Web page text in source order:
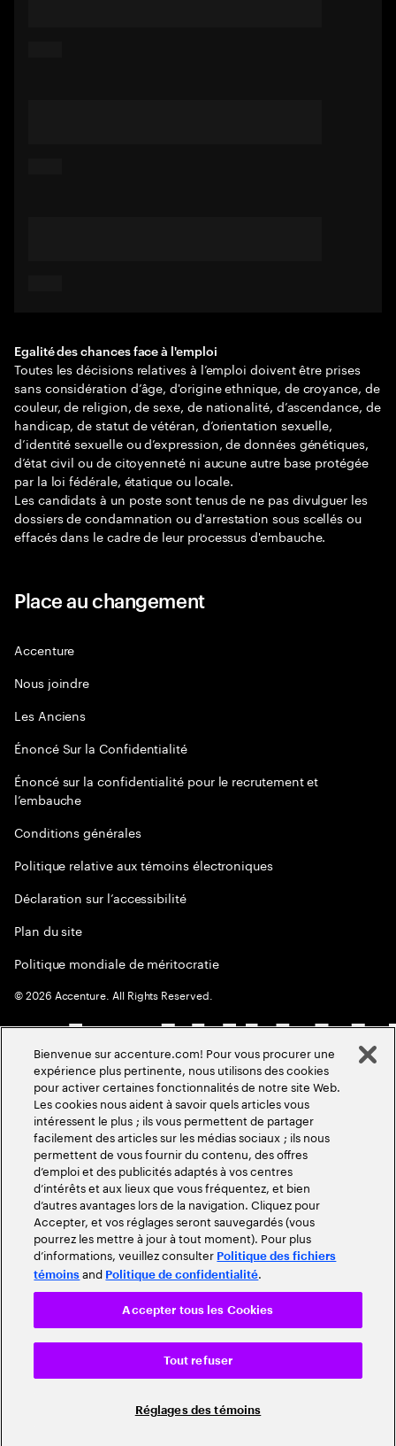
Egalité des chances face à l'emploi
Toutes les décisions relatives à l’emploi doivent être prises
sans considération d’âge, d'origine ethnique, de croyance, de
couleur, de religion, de sexe, de nationalité, d’ascendance, de
handicap, de statut de vétéran, d’orientation sexuelle,
d’identité sexuelle ou d’expression, de données génétiques,
d’état civil ou de citoyenneté ni aucune autre base protégée
par la loi fédérale, étatique ou locale.
Les candidats à un poste sont tenus de ne pas divulguer les
dossiers de condamnation ou d'arrestation sous scellés ou
effacés dans le cadre de leur processus d'embauche.
Place au changement
Accenture
Nous joindre
Les Anciens
Énoncé Sur la Confidentialité
Énoncé sur la confidentialité pour le recrutement et
l’embauche
Conditions générales
Politique relative aux témoins électroniques
Déclaration sur l’accessibilité
Plan du site
Politique mondiale de méritocratie
©2026 Accenture. All Rights Reserved.
Bienvenue sur accenture.com! Pour vous procurer une
expérience plus pertinente, nous utilisons des cookies
pour activer certaines fonctionnalités de notre site Web.
Les cookies nous aident à savoir quels articles vous
intéressent le plus ; ils vous permettent de partager
facilement des articles sur les médias sociaux ; ils nous
permettent de vous fournir du contenu, des offres
d’emploi et des publicités adaptés à vos centres
d’intérêts et aux lieux que vous fréquentez, et bien
d’autres avantages lors de la navigation. Cliquez pour
Accepter, et vos réglages seront sauvegardés (vous
pourrez les mettre à jour à tout moment). Pour plus
d’informations, veuillez consulter Politique des fichiers
témoins and Politique de confidentialité.
Réglages des témoins
Tout refuser
Accepter tous les Cookies